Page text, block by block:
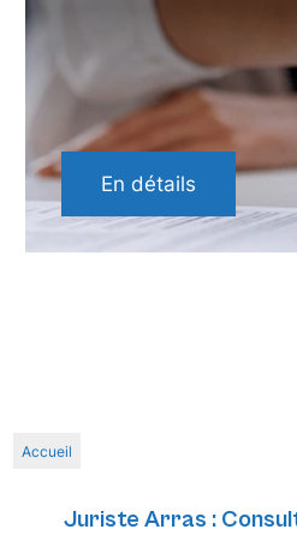
En détails
Accueil
Juriste Arras :